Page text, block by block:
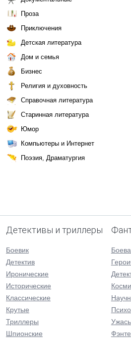
Проза
Приключения
Детская литература
Дом и семья
Бизнес
Религия и духовность
Справочная литература
Старинная литература
Юмор
Компьютеры и Интернет
Поэзия, Драматургия
Детективы и триллеры
Боевик
Детектив
Иронические
Исторические
Классические
Крутые
Триллеры
Шпионские